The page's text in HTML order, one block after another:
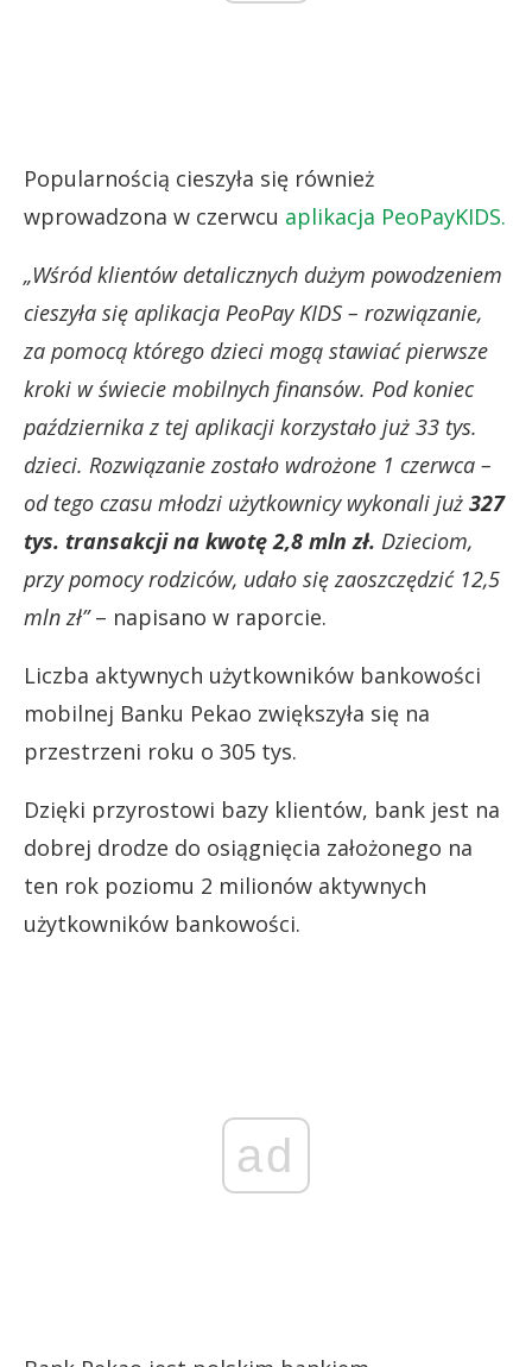
Popularnością cieszyła się również
wprowadzona w czerwcu aplikacja PeoPayKIDS.
„Wśród klientów detalicznych dużym powodzeniem
cieszyła się aplikacja PeoPay KIDS – rozwiązanie,
za pomocą którego dzieci mogą stawiać pierwsze
kroki w świecie mobilnych finansów. Pod koniec
października z tej aplikacji korzystało już 33 tys.
dzieci. Rozwiązanie zostało wdrożone 1 czerwca –
od tego czasu młodzi użytkownicy wykonali już 327
tys. transakcji na kwotę 2,8 mln zł. Dzieciom,
przy pomocy rodziców, udało się zaoszczędzić 12,5
mln zł”– napisano w raporcie.
Liczba aktywnych użytkowników bankowości
mobilnej Banku Pekao zwiększyła się na
przestrzeni roku o 305 tys.
Dzięki przyrostowi bazy klientów, bank jest na
dobrej drodze do osiągnięcia założonego na
ten rok poziomu 2 milionów aktywnych
użytkowników bankowości.
ad